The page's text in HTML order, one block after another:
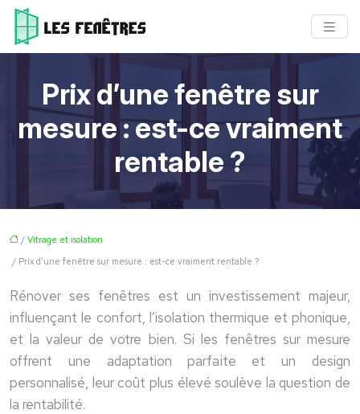
Prix d’une fenêtre sur
mesure : est-ce vraiment
rentable ?
/ Vitrage et isolation
/ Prix d’une fenêtre sur mesure : est-ce vraiment rentable ?
Rénover ses fenêtres est un investissement majeur,
influençant le confort, l’isolation thermique et phonique,
et la valeur de votre bien. Si les fenêtres sur mesure
offrent une adaptation parfaite et un design
personnalisé, leur coût plus élevé soulève la question de
la rentabilité.